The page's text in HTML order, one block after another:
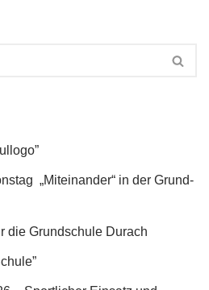
„Miteinander“ in der Grund-
die Grundschule Durach